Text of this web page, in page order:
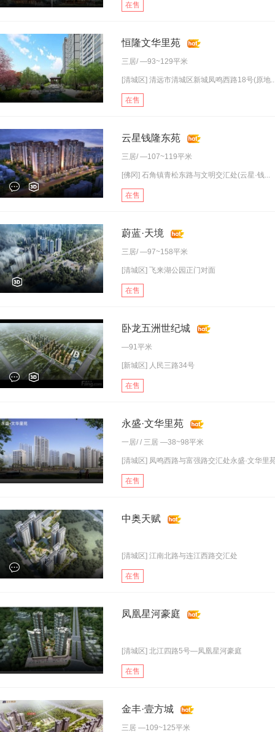
在售
恒隆文华里苑
三居/ —93~129平米
[清城区] 清远市清城区新城凤鸣西路18号(原地
在售
云星钱隆东苑
三居/ —107~119平米
[佛冈] 石角镇青松东路与文明交汇处(云星·钱...
在售
蔚蓝·天境
三居/ —97~158平米
[清城区] 飞来湖公园正门对面
在售
卧龙五洲世纪城
—91平米
[新城区] 人民三路34号
在售
永盛·文华里苑
一居/ / 三居 —38~98平米
[清城区] 凤鸣西路与富强路交汇处永盛·文华里
在售
中奥天赋
[清城区] 江南北路与连江西路交汇处
在售
凤凰星河豪庭
[清城区] 北江四路5号—凤凰星河豪庭
在售
金丰·壹方城
三居 —109~125平米